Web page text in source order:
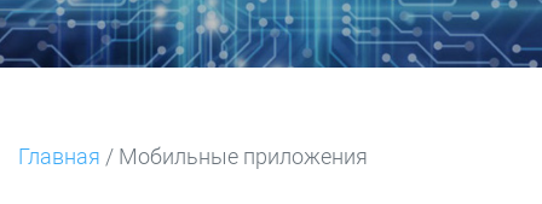
Главная / Мобильные приложения